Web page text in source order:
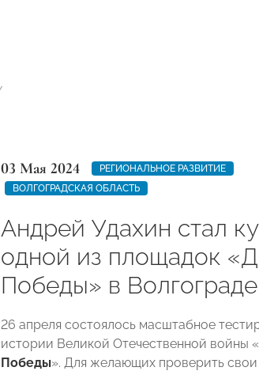
03 Мая 2024
РЕГИОНАЛЬНОЕ РАЗВИТИЕ
ВОЛГОГРАДСКАЯ ОБЛАСТЬ
Андрей Удахин стал
одной из площадок
Победы» в Волгограде
26 апреля состоялось масштабное
истории Великой Отечественной войны «
Победы». Для желающих проверить свои